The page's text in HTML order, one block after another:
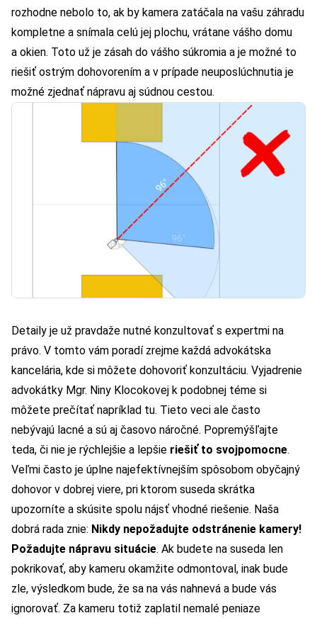
rozhodne nebolo to, ak by kamera zatáčala na vašu záhradu
kompletne a snímala celú jej plochu, vrátane vášho domu
a okien. Toto už je zásah do vášho súkromia a je možné to
riešiť ostrým dohovorením a v prípade neuposlúchnutia je
možné zjednať nápravu aj súdnou cestou.
Detaily je už pravdaže nutné konzultovať s expertmi na
právo. V tomto vám poradí zrejme každá advokátska
kancelária, kde si môžete dohovoriť konzultáciu. Vyjadrenie
advokátky Mgr. Niny Klocokovej k podobnej téme si
môžete prečítať napríklad tu. Tieto veci ale často
nebývajú lacné a sú aj časovo náročné. Popremýšľajte
teda, či nie je rýchlejšie a lepšie riešiť to svojpomocne.
Veľmi často je úplne najefektívnejším spôsobom obyčajný
dohovor v dobrej viere, pri ktorom suseda skrátka
upozorníte a skúsite spolu nájsť vhodné riešenie. Naša
dobrá rada znie: Nikdy nepožadujte odstránenie kamery!
Požadujte nápravu situácie. Ak budete na suseda len
pokrikovať, aby kameru okamžite odmontoval, inak bude
zle, výsledkom bude, že sa na vás nahnevá a bude vás
ignorovať. Za kameru totiž zaplatil nemalé peniaze